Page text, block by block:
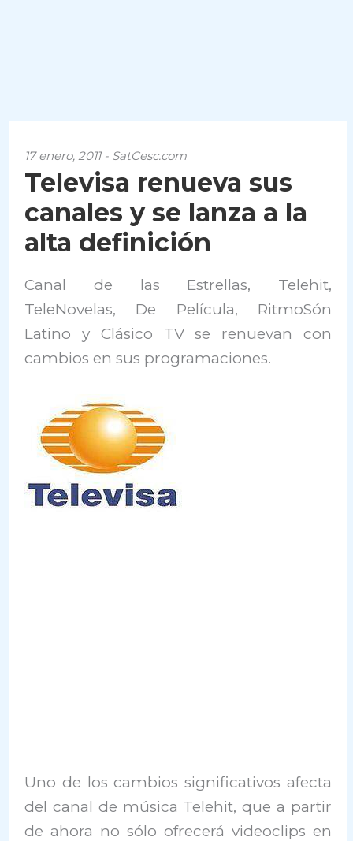
17 enero, 2011 - SatCesc.com
Televisa renueva sus
canales y se lanza a la
alta definición
Canal de las Estrellas, Telehit,
TeleNovelas, De Película, RitmoSón
Latino y Clásico TV se renuevan con
cambios en sus programaciones.
Uno de los cambios significativos afecta
del canal de música Telehit, que a partir
de ahora no sólo ofrecerá videoclips en